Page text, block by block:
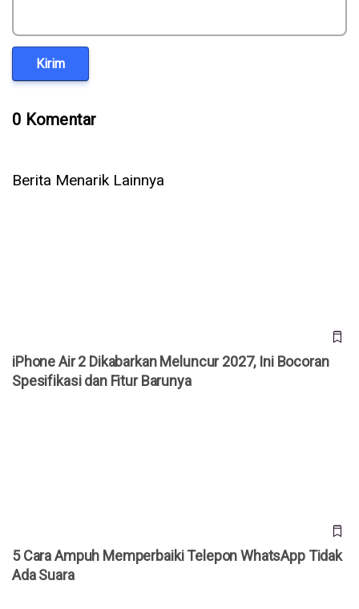
Kirim
0 Komentar
Berita Menarik Lainnya
iPhone Air 2 Dikabarkan Meluncur 2027, Ini Bocoran
Spesifikasi dan Fitur Barunya
5 Cara Ampuh Memperbaiki Telepon WhatsApp Tidak
Ada Suara